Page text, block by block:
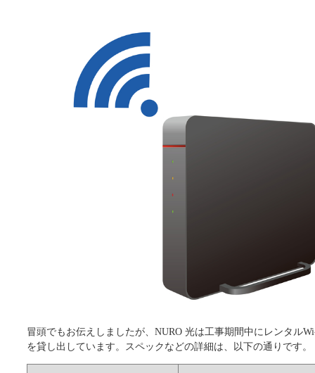
冒頭でもお伝えしましたが、NURO 光は工事期間中にレンタル
を貸し出しています。スペックなどの詳細は、以下の通りです。